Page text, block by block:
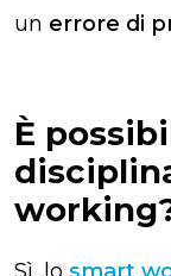
un errore di
È